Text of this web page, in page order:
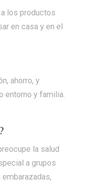
los productos
en casa y en el
ahorro, y
entorno y familia.
la salud
a grupos